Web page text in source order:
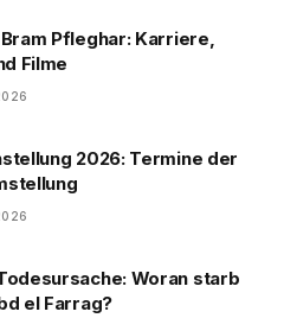
Pfleghar: Karriere,
Filme
2026: Termine der
Woran starb
el Farrag?